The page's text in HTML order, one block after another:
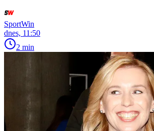
SportWin
dnes, 11:50
2 min